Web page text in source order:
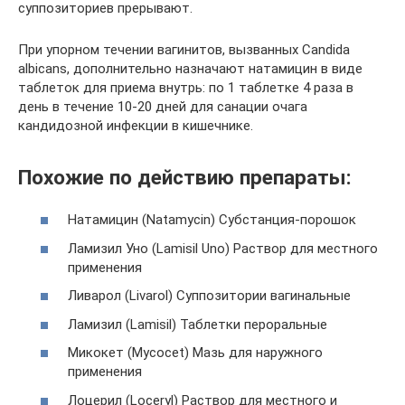
суппозиториев прерывают.
При упорном течении вагинитов, вызванных Candida
albicans, дополнительно назначают натамицин в виде
таблеток для приема внутрь: по 1 таблетке 4 раза в
день в течение 10-20 дней для санации очага
кандидозной инфекции в кишечнике.
Похожие по действию препараты:
Натамицин (Natamycin) Субстанция-порошок
Ламизил Уно (Lamisil Uno) Раствор для местного
применения
Ливарол (Livarol) Суппозитории вагинальные
Ламизил (Lamisil) Таблетки пероральные
Микокет (Mycocet) Мазь для наружного
применения
Лоцерил (Loceryl) Раствор для местного и